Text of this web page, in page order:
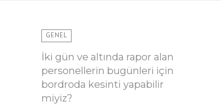
GENEL
İki gün ve altında rapor alan
personellerin bugünleri için
bordroda kesinti yapabilir
miyiz?